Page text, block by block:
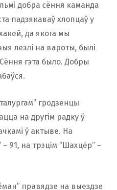
добра сёння каманда
падзякаваў хлопцаў у
да якога мы
лезлі на вароты, былі
Сёння гэта было. Добры
гродзенцы
на другім радку ў
ў актыве. На
91, на трэцім “Шахцёр” –
правядзе на выездзе